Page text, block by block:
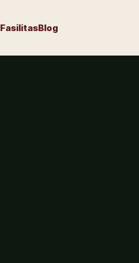
FasilitasBlog